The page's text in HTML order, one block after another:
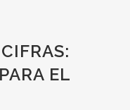
EL